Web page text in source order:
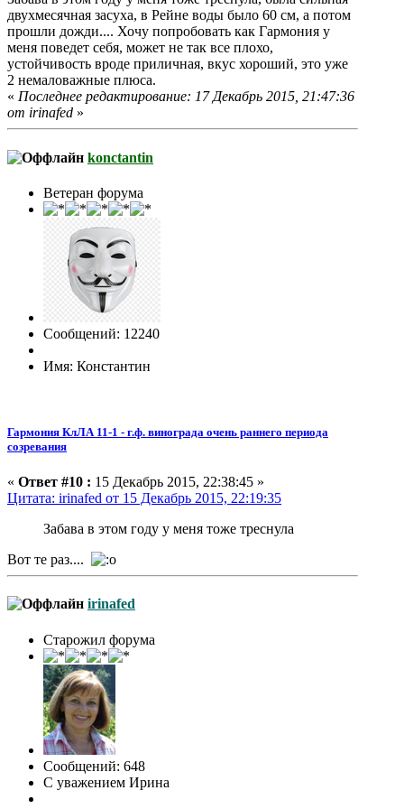
двухмесячная засуха, в Рейне воды было 60 см, а потом
прошли дожди.... Хочу попробовать как Гармония у
меня поведет себя, может не так все плохо,
устойчивость вроде приличная, вкус хороший, это уже
2 немаловажные плюса.
« Последнее редактирование: 17 Декабрь 2015, 21:47:36
от irinafed »
konctantin
Ветеран форума
Сообщений: 12240
Имя: Константин
Гармония КлЛА 11-1 - г.ф. винограда очень раннего периода
созревания
« Ответ #10 : 15 Декабрь 2015, 22:38:45 »
Цитата: irinafed от 15 Декабрь 2015, 22:19:35
Забава в этом году у меня тоже треснула
Вот те раз....
irinafed
Старожил форума
Сообщений: 648
С уважением Ирина